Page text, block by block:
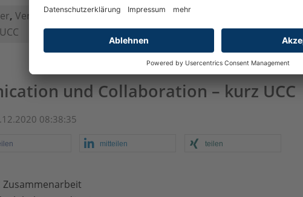
, Vertrieb,Telekommunikation,Cloud,Municall
UCC
und Collaboration – kurz UCC
08:38:35
mitteilen teilen